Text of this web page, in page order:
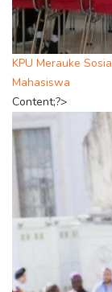
KPU Merauke
Mahasiswa
Content;?>